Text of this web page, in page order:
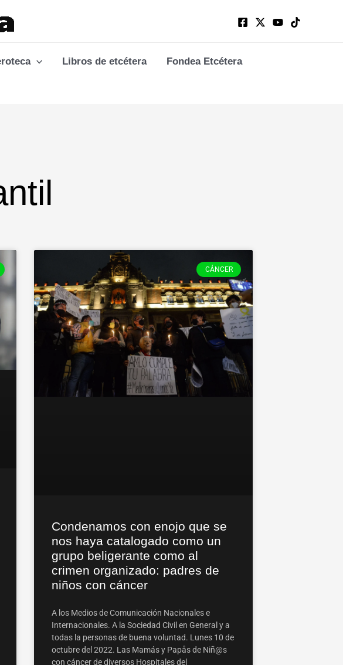
Libros de etcétera Fondea Etcétera
CÁNCER
Condenamos con enojo que se
nos haya catalogado como un
grupo beligerante como al
crimen organizado: padres de
niños con cáncer
A los Medios de Comunicación Nacionales e
Internacionales. A la Sociedad Civil en General y a
todas la personas de buena voluntad. Lunes 10 de
octubre del 2022. Las Mamás y Papås de Niñ@s
con cáncer de diversos Hospitales del